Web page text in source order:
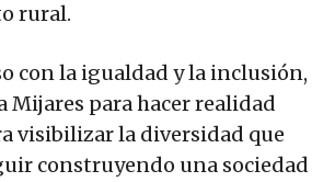
rural.
con la igualdad y la inclusión,
Mijares para hacer realidad
visibilizar la diversidad que
construyendo una sociedad